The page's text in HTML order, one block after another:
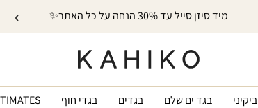
מיד סיזן סייל עד 30% הנחה על כל האתר✨ ›
ביקיני בגד ים שלם בגדים בגדי חוף